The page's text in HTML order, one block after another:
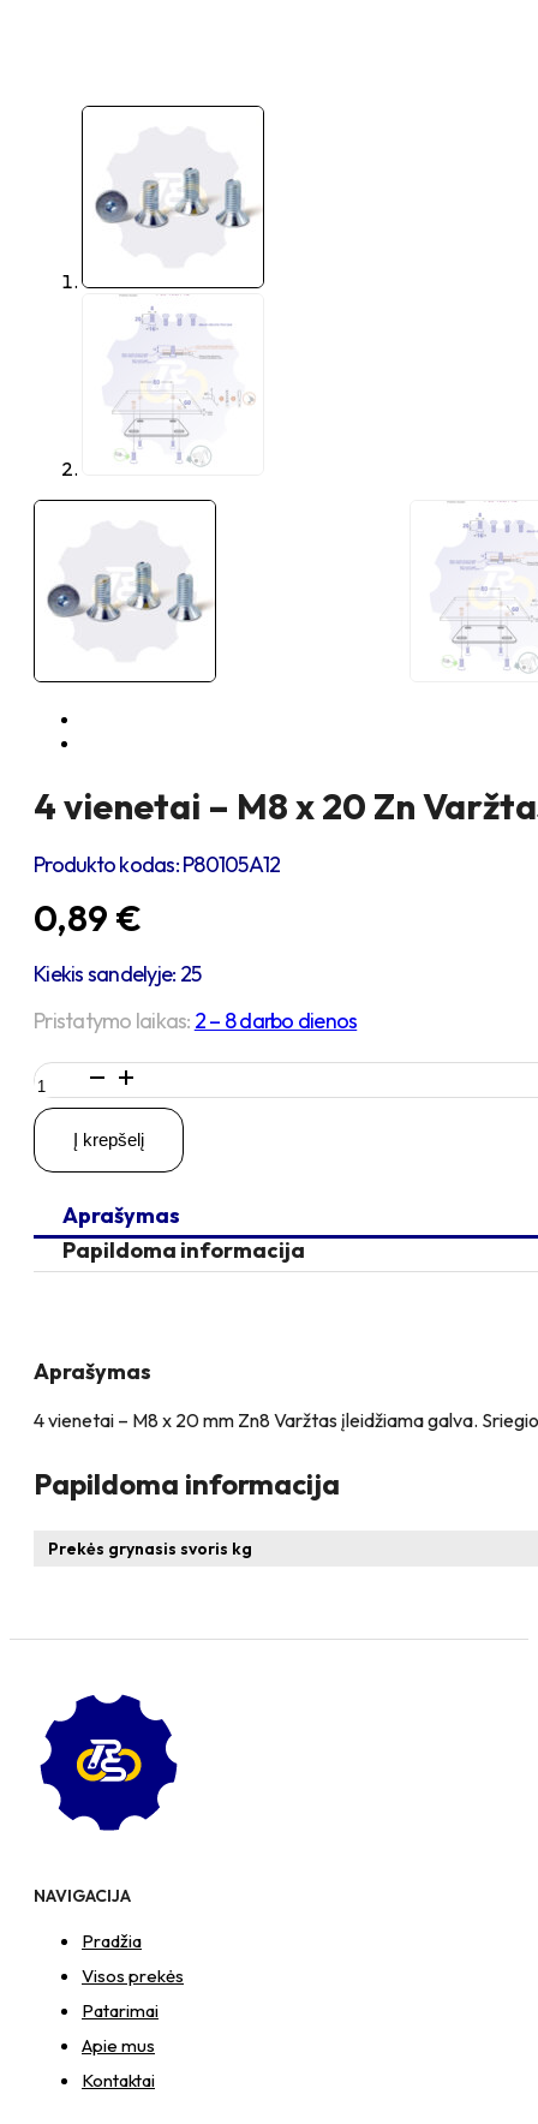
4 vienetai – M8 x 20 Zn
Produkto kodas:P80105A12
0,89 €
Kiekis sandelyje: 25
Pristatymo laikas: 2 – 8 darbo dienos
produkto
kiekis:
4
vienetai
–
20
Zn
cinkuotas
Į krepšelį
Aprašymas
Papildoma informacija
Aprašymas
4 vienetai – M8 x 20 mm Zn8 Varžtas įleidžiama galva.
Papildoma informacija
Prekės grynasis svoris kg
NAVIGACIJA
Pradžia
Visos prekės
Patarimai
Apie mus
Kontaktai